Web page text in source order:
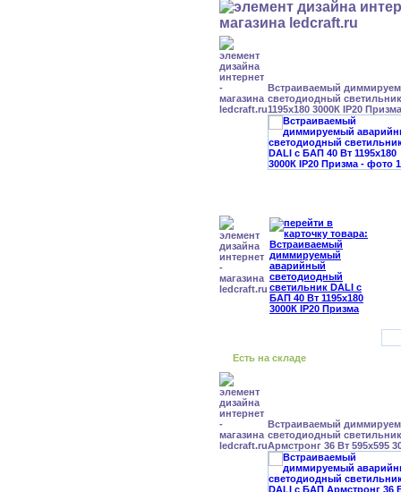
Встраиваемый
светодиодный
1195x180 3000К IP20 Призма
Есть на складе
Встраиваемый
светодиодный
Армстронг 36 Вт 595x595